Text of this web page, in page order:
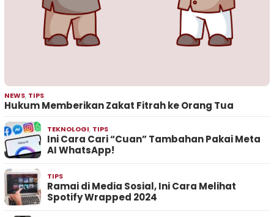
NEWS, TIPS
Hukum Memberikan Zakat Fitrah ke Orang Tua
TEKNOLOGI, TIPS
Ini Cara Cari “Cuan” Tambahan Pakai Meta
AI WhatsApp!
TIPS
Ramai di Media Sosial, Ini Cara Melihat
Spotify Wrapped 2024